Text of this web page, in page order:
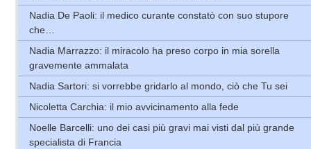
Nadia De Paoli: il medico curante constatò con suo stupore
che…
Nadia Marrazzo: il miracolo ha preso corpo in mia sorella
gravemente ammalata
Nadia Sartori: si vorrebbe gridarlo al mondo, ciò che Tu sei
Nicoletta Carchia: il mio avvicinamento alla fede
Noelle Barcelli: uno dei casi più gravi mai visti dal più grande
specialista di Francia